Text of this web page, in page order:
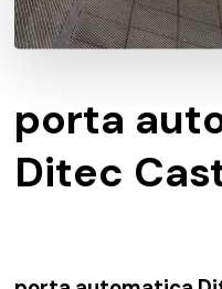
porta
Ditec